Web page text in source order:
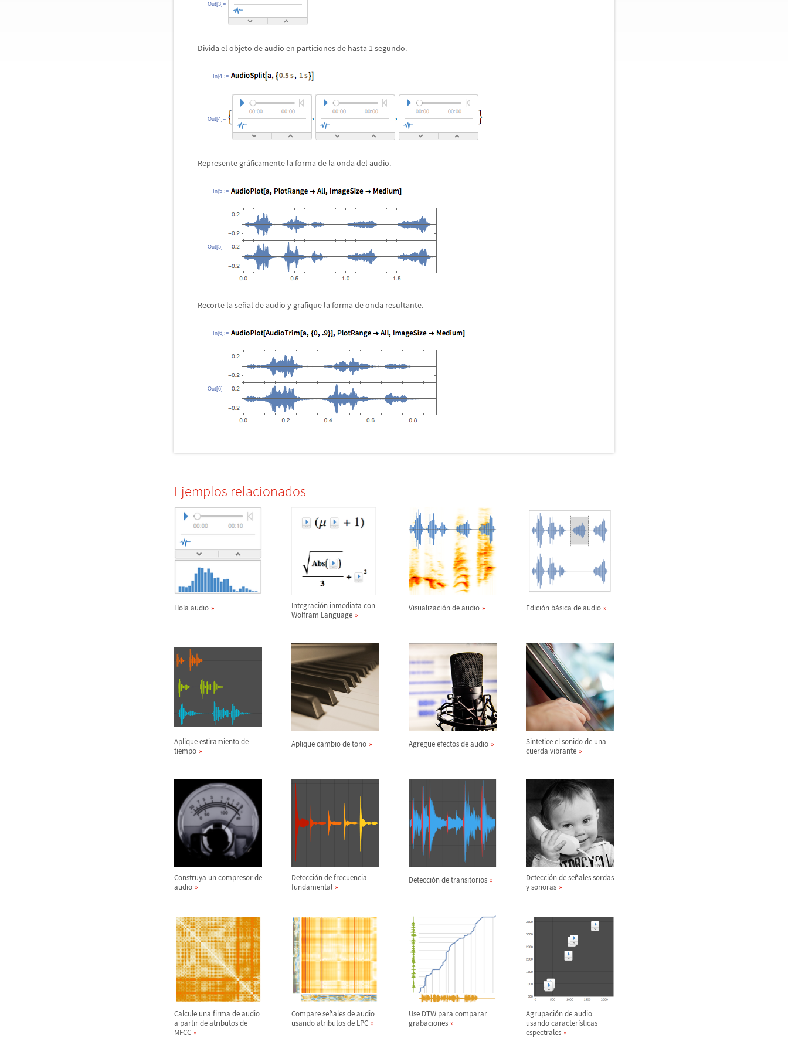
Out[3]=
Divida el objeto de audio en particiones de hasta 1 segundo.
In[4]:=
Out[4]=
Represente gráficamente la forma de la onda del audio.
In[5]:=
Out[5]=
Recorte la señal de audio y grafique la forma de onda resultante.
In[6]:=
Out[6]=
Ejemplos relacionados
Hola audio Integración inmediata con
Wolfram Language
Visualización de audio Edición básica de audio
Aplique estiramiento de
tiempo
Aplique cambio de tono Agregue efectos de audio
Sintetice el sonido de una
cuerda vibrante
Construya un compresor de
audio
Detección de frecuencia
fundamental
Detección de transitorios Detección de señales sordas
y sonoras
Calcule una firma de audio
a partir de atributos de
MFCC
Compare señales de audio
usando atributos de LPC
Use DTW para comparar
grabaciones
Agrupación de audio
usando características
espectrales